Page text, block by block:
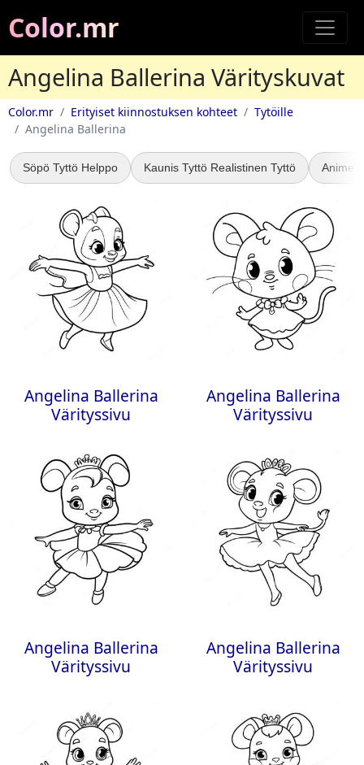
Color.mr
Angelina Ballerina Värityskuvat
Color.mr Erityiset kiinnostuksen kohteet
Tytöille
Angelina Ballerina
Söpö Tyttö Helppo Kaunis Tyttö Realistinen Tyttö Anime
Angelina Ballerina
Värityssivu
Angelina Ballerina
Värityssivu
Angelina Ballerina
Värityssivu
Angelina Ballerina
Värityssivu